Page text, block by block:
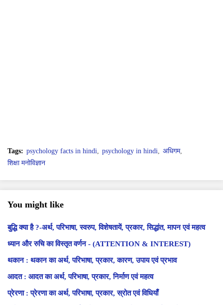
Tags: psychology facts in hindi psychology in hindi
अधिगम
शिक्षा मनोविज्ञान
You might like
बुद्धि क्या है ?-अर्थ, परिभाषा, स्वरुप, विशेषतायें, प्रकार, सिद्धांत, मापन एवं महत्व
ध्यान और रुचि का विस्तृत वर्णन - (ATTENTION & INTEREST)
थकान : थकान का अर्थ, परिभाषा, प्रकार, कारण, उपाय एवं प्रभाव
आदत : आदत का अर्थ, परिभाषा, प्रकार, निर्माण एवं महत्व
प्रेरणा : प्रेरणा का अर्थ, परिभाषा, प्रकार, स्रोत एवं विधियाँ